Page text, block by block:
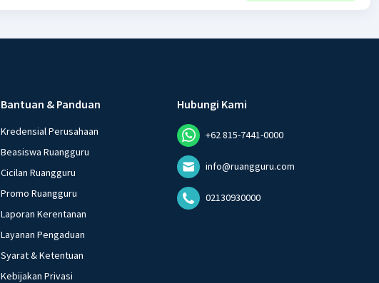
Bantuan & Panduan
Kredensial Perusahaan
Beasiswa Ruangguru
Cicilan Ruangguru
Promo Ruangguru
Laporan Kerentanan
Layanan Pengaduan
Syarat & Ketentuan
Kebijakan Privasi
Hubungi Kami
+62 815-7441-0000
info@ruangguru.com
02130930000